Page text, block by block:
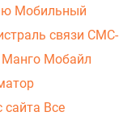
Мобильный
связи СМС-
Манго Мобайл
сайта Все